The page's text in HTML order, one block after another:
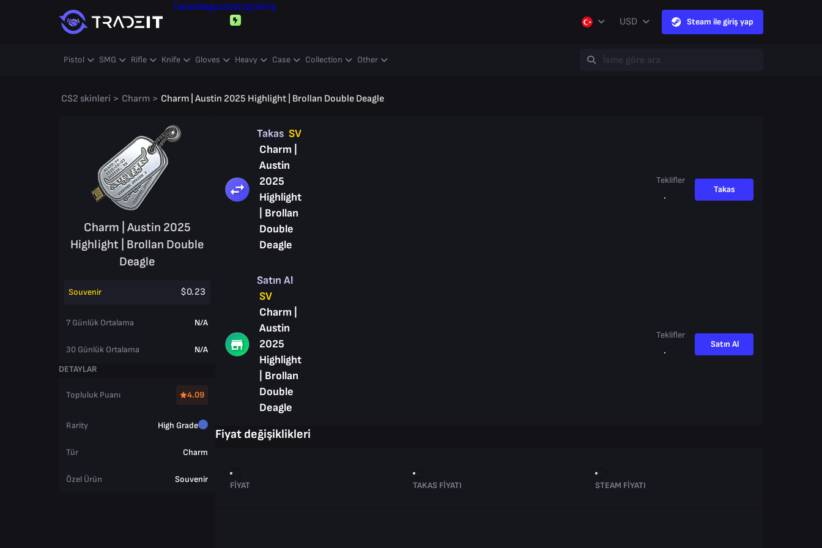
TakasMağazaSatışÇekiliş
USD
Steam ile giriş yap
Pistol SMG Rifle Knife Gloves Heavy Case Collection Other
CS2 skinleri > Charm > Charm | Austin 2025 Highlight | Brollan Double Deagle
Charm | Austin 2025
Highlight | Brollan Double
Deagle
Souvenir $0.23
7 Günlük Ortalama N/A
30 Günlük Ortalama
N/A
DETAYLAR
Topluluk Puanı 4.09
Rarity High Grade
Tür Charm
Özel Ürün Souvenir
Takas SV
Charm |
Austin
2025
Highlight
| Brollan
Double
Deagle
Teklifler
Takas
Satın Al
SV
Charm |
Austin
2025
Highlight
| Brollan
Double
Deagle
Teklifler
Satın Al
Fiyat değişiklikleri
FIYAT TAKAS FIYATI STEAM FIYATI